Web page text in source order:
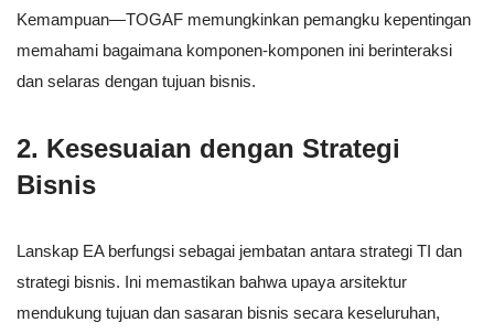
Kemampuan—TOGAF memungkinkan pemangku kepentingan
memahami bagaimana komponen-komponen ini berinteraksi
dan selaras dengan tujuan bisnis.
2. Kesesuaian dengan Strategi
Bisnis
Lanskap EA berfungsi sebagai jembatan antara strategi TI dan
strategi bisnis. Ini memastikan bahwa upaya arsitektur
mendukung tujuan dan sasaran bisnis secara keseluruhan,